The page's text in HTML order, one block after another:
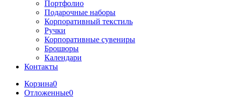
Портфолио
Подарочные наборы
Корпоративный текстиль
Ручки
Корпоративные сувениры
Брошюры
Календари
Контакты
Корзина0
Отложенные0